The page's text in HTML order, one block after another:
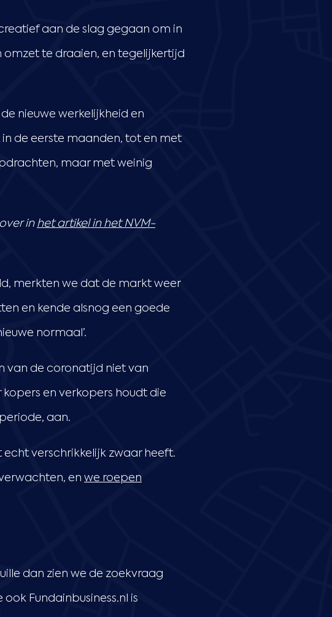
aan de slag gegaan om in
te draaien, en tegelijkertijd
nieuwe werkelijkheid en
in de eerste maanden, tot en met
maar met weinig
in het artikel in het NVM-
merkten we dat de markt weer
en kende alsnog een goede
normaal’.
van de coronatijd niet van
en verkopers houdt die
aan.
verschrikkelijk zwaar heeft.
en we roepen
dan zien we de zoekvraag
Fundainbusiness.nl is